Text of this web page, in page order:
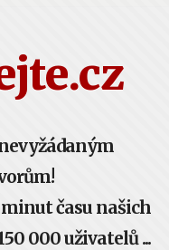
času našich
000 uživatelů ...